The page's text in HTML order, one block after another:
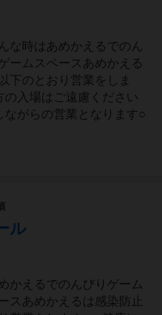
な時はあめかえるでのん
ームスペースあめかえる
下のとおり営業をしま
の入場はご遠慮ください
がらの営業となります○
ル
かえるでのんびりゲーム
スあめかえるは感染防止